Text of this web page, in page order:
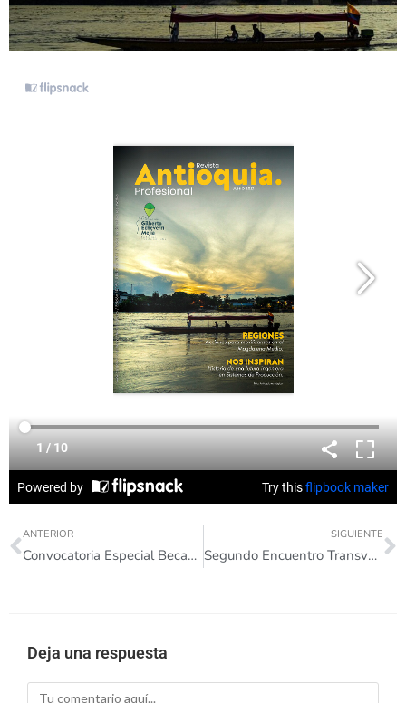
ANTERIOR
Convocatoria Especial Becas Regiones 2021-2 para Indígenas
SIGUIENTE
Segundo Encuentro Transversal de Semestre Cero
Deja una respuesta